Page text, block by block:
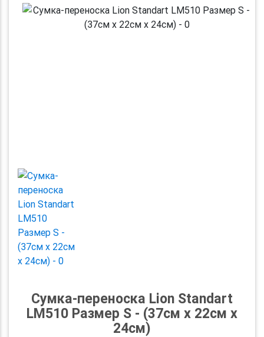
Сумка-переноска Lion Standart
LM510 Размер S - (37см х 22см х
24см)